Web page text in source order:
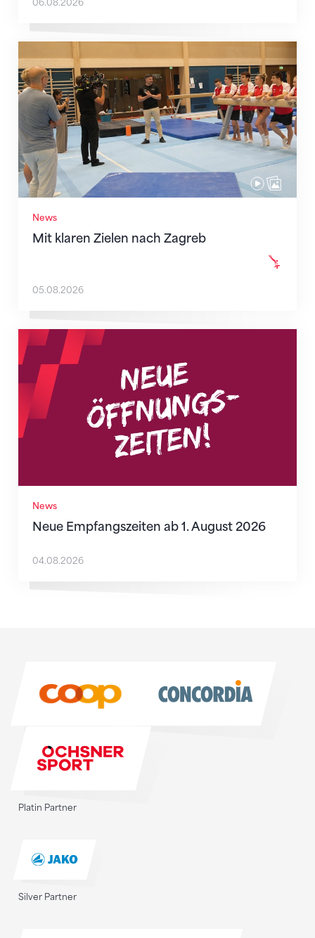
06.08.2026
News
Mit klaren Zielen nach Zagreb
Mit klaren Zielen nach Zagreb
05.08.2026
News
Neue Empfangszeiten ab 1. August 2026
Neue Empfangszeiten ab 1. August 2026
04.08.2026
Platin Partner
Silver Partner